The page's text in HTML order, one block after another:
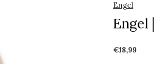
Engel
Engel
€18,99